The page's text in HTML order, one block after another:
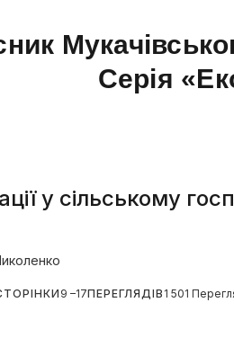
Серія
у сільському
9 –17ПЕРЕГЛЯДІВ 1 501